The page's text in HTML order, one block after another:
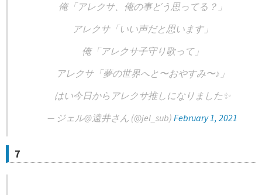
俺「アレクサ、俺の事どう思ってる？」
アレクサ「いい声だと思います」
俺「アレクサ子守り歌って」
アレクサ「夢の世界へと〜おやすみ〜♪」
はい今日からアレクサ推しになりました✨
— ジェル@遠井さん (@jel_sub) February 1, 2021
7